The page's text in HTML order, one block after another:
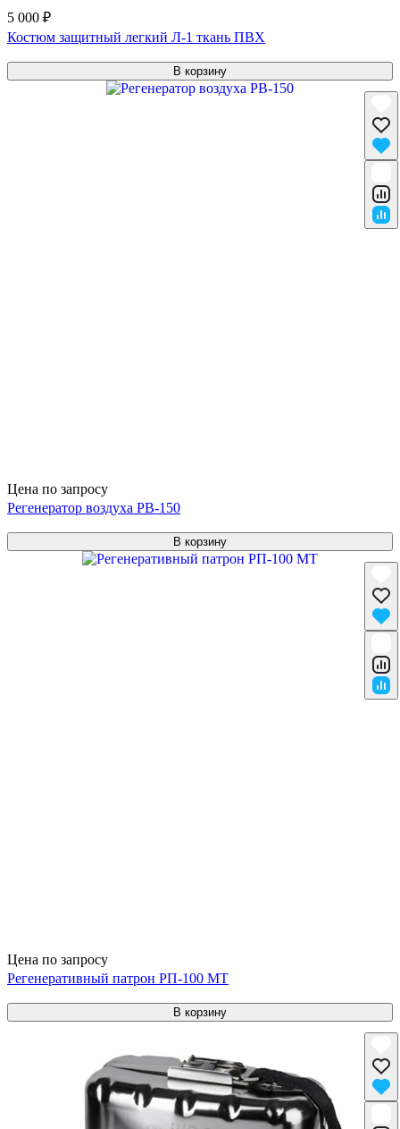
5 000 ₽
Костюм защитный легкий Л-1 ткань ПВХ
В корзину
Цена по запросу
Регенератор воздуха РВ-150
В корзину
Цена по запросу
Регенеративный патрон РП-100 МТ
В корзину